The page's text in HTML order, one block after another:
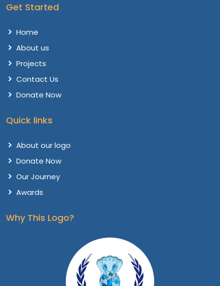
Get Started
Home
About us
Projects
Contact Us
Donate Now
Quick links
About our logo
Donate Now
Our Journey
Awards
Why This Logo?